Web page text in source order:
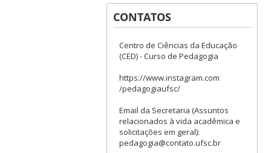
CONTATOS
Centro de Ciências da Educação
(CED) - Curso de Pedagogia
https://www.instagram.com
/pedagogiaufsc/
Email da Secretaria (Assuntos
relacionados à vida acadêmica e
solicitações em geral):
pedagogia@contato.ufsc.br